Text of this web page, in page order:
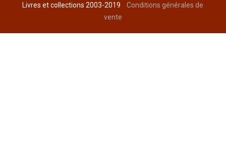
Livres et collections 2003-2019Conditions générales de
vente